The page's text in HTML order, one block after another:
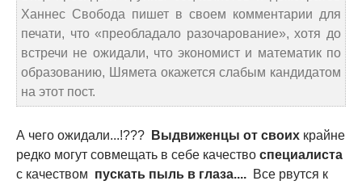
Ханнес Свобода пишет в своем комментарии для
печати, что «преобладало разочарование», хотя до
встречи не ожидали, что экономист и математик по
образованию, Шямета окажется слабым кандидатом
на этот пост.
А чего ожидали...!??? Выдвиженцы от своих крайне
редко могут совмещать в себе качество специалиста
с качеством пускать пыль в глаза.... Все рвутся к